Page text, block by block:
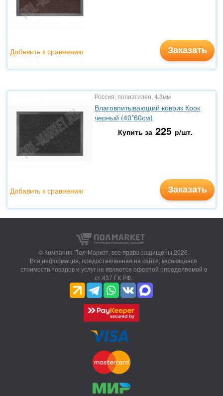
Заказать
Добавить к сравнению
Россия, полиэтилен, 4.3мм
Влаговпитывающий коврик Крок
черный (40*60см)
Купить за 225 р/шт.
Заказать
Добавить к сравнению
© Компания Пол-Маркет, все права защищены 2026.
Вся информация, предоставленная на сайте, касающаяся
стоимости товаров и услуг не является офертой определяемой в
ст.437 ГК РФ.